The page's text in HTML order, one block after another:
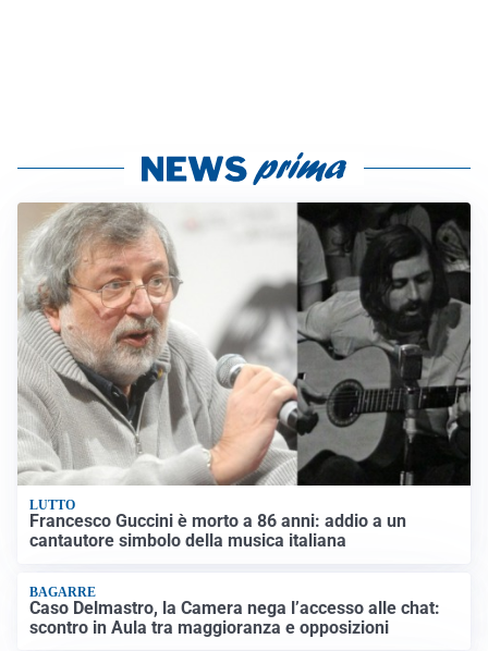
LUTTO
Francesco Guccini è morto a 86 anni: addio a un
cantautore simbolo della musica italiana
BAGARRE
Caso Delmastro, la Camera nega l’accesso alle chat:
scontro in Aula tra maggioranza e opposizioni